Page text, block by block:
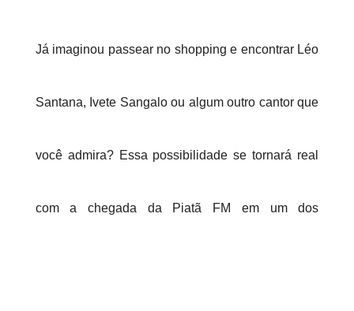
Já imaginou passear no shopping e encontrar Léo
Santana, Ivete Sangalo ou algum outro cantor que
você admira? Essa possibilidade se tornará real
com a chegada da Piatã FM em um dos